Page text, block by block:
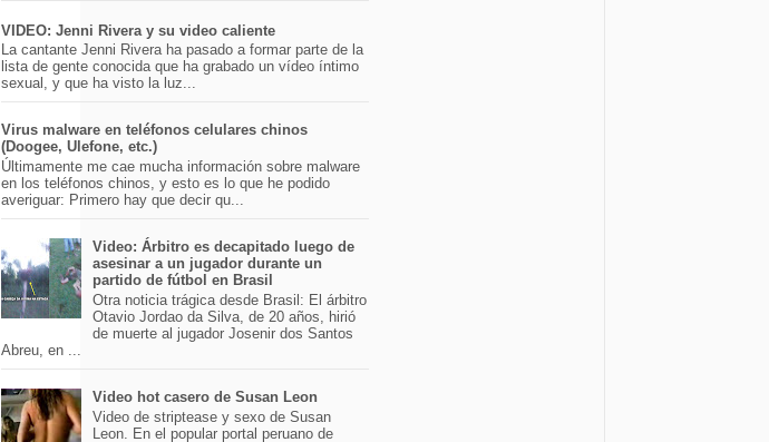
VIDEO: Jenni Rivera y su video caliente
La cantante Jenni Rivera ha pasado a formar parte de la
lista de gente conocida que ha grabado un vídeo íntimo
sexual, y que ha visto la luz...
Virus malware en teléfonos celulares chinos
(Doogee, Ulefone, etc.)
Últimamente me cae mucha información sobre malware
en los teléfonos chinos, y esto es lo que he podido
averiguar: Primero hay que decir qu...
Video: Árbitro es decapitado luego de
asesinar a un jugador durante un
partido de fútbol en Brasil
Otra noticia trágica desde Brasil: El árbitro
Otavio Jordao da Silva, de 20 años, hirió
de muerte al jugador Josenir dos Santos
Abreu, en ...
Video hot casero de Susan Leon
Video de striptease y sexo de Susan
Leon. En el popular portal peruano de